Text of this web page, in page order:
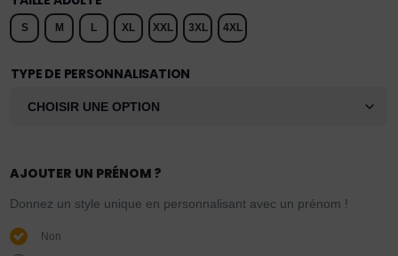
S M L XL XXL 3XL 4XL
TYPE DE PERSONNALISATION
AJOUTER UN PRÉNOM ?
Donnez un style unique en personnalisant avec un prénom !
Non